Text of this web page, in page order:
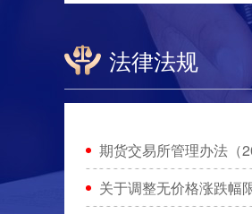
法律法规
期货交易所管理办法（
关于调整无价格涨跌幅